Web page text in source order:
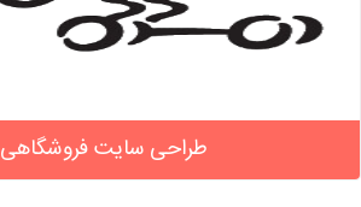
طراحی سایت فروشگاهی